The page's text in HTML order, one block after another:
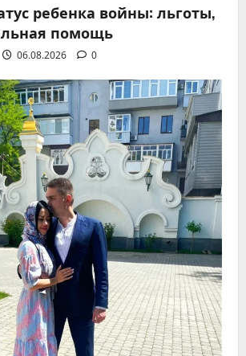
ребенка войны: льготы,
помощь
06.08.2026 0